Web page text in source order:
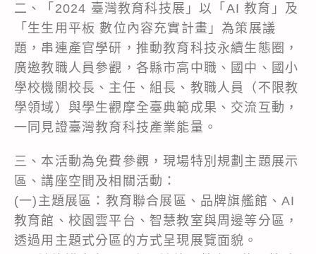
二、「2024 臺灣教育科技展」以「AI 教育」及
「生生用平板 數位內容充實計畫」為策展議
題，串連產官學研，推動教育科技永續生態圈，
廣邀教職人員參觀，各縣市高中職、國中、國小
學校機關校長、主任、組長、教職人員（不限教
學領域）與學生觀摩全臺典範成果、交流互動，
一同見證臺灣教育科技產業能量。
三、本活動為免費參觀，現場特別規劃主題展示
區、講座空間及相關活動：
(一)主題展區：教育聯合展區、品牌旗艦館、AI
教育館、校園雲平台、智慧教室與周邊等分區，
透過用主題式分區的方式呈現展覽面貌。